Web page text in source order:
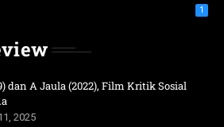
1
dan A Jaula (2022), Film Kritik Sosial
2025